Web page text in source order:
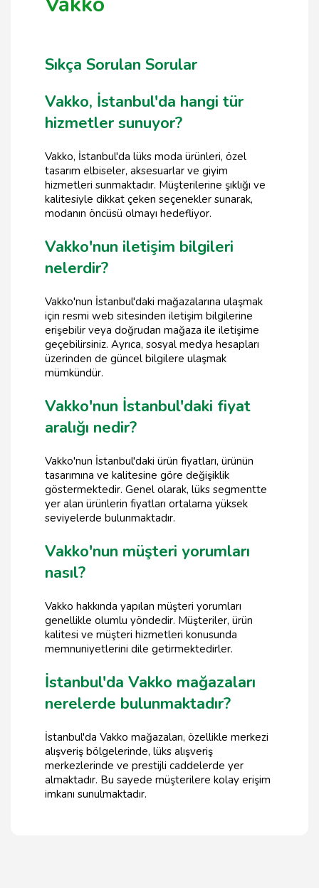
Sıkça Sorulan Sorular
Vakko, İstanbul'da hangi tür
hizmetler sunuyor?
Vakko, İstanbul'da lüks moda ürünleri, özel
tasarım elbiseler, aksesuarlar ve giyim
hizmetleri sunmaktadır. Müşterilerine şıklığı ve
kalitesiyle dikkat çeken seçenekler sunarak,
modanın öncüsü olmayı hedefliyor.
Vakko'nun iletişim bilgileri
nelerdir?
Vakko'nun İstanbul'daki mağazalarına ulaşmak
için resmi web sitesinden iletişim bilgilerine
erişebilir veya doğrudan mağaza ile iletişime
geçebilirsiniz. Ayrıca, sosyal medya hesapları
üzerinden de güncel bilgilere ulaşmak
mümkündür.
Vakko'nun İstanbul'daki fiyat
aralığı nedir?
Vakko'nun İstanbul'daki ürün fiyatları, ürünün
tasarımına ve kalitesine göre değişiklik
göstermektedir. Genel olarak, lüks segmentte
yer alan ürünlerin fiyatları ortalama yüksek
seviyelerde bulunmaktadır.
Vakko'nun müşteri yorumları
nasıl?
Vakko hakkında yapılan müşteri yorumları
genellikle olumlu yöndedir. Müşteriler, ürün
kalitesi ve müşteri hizmetleri konusunda
memnuniyetlerini dile getirmektedirler.
İstanbul'da Vakko mağazaları
nerelerde bulunmaktadır?
İstanbul'da Vakko mağazaları, özellikle merkezi
alışveriş bölgelerinde, lüks alışveriş
merkezlerinde ve prestijli caddelerde yer
almaktadır. Bu sayede müşterilere kolay erişim
imkanı sunulmaktadır.